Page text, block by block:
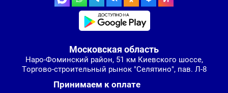
Московская область
Наро-Фоминский район, 51 км Киевского шоссе,
Торгово-строительный рынок "Селятино", пав. Л-8
Принимаем к оплате